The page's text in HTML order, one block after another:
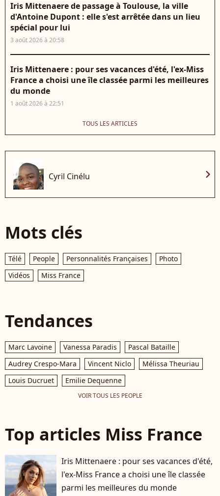
Iris Mittenaere de passage à Toulouse, la ville
d'Antoine Dupont : elle s'est arrêtée dans un lieu
spécial pour lui
3 août 2026 à 20:58
Iris Mittenaere : pour ses vacances d'été, l'ex-Miss
France a choisi une île classée parmi les meilleures
du monde
1 août 2026 à 22:51
TOUS LES ARTICLES
Cyril Cinélu chevron_right
Mots clés
Télé People Personnalités Françaises
Photo
Vidéos
Miss France
Tendances
Marc Lavoine Vanessa Paradis
Pascal Bataille
Audrey Crespo-Mara
Vincent Niclo
Mélissa Theuriau
Louis Ducruet
Emilie Dequenne
VOIR TOUS LES PEOPLE
Top articles Miss France
Iris Mittenaere : pour ses vacances d'été,
l'ex-Miss France a choisi une île classée
parmi les meilleures du monde